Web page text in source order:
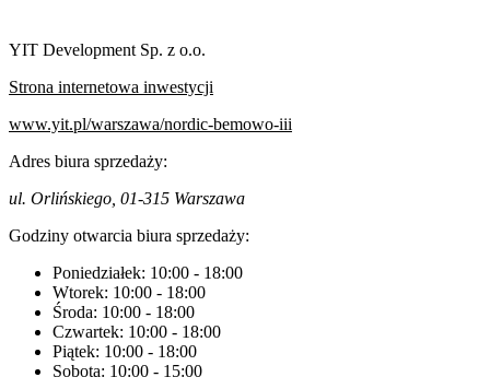
YIT Development Sp. z o.o.
Strona internetowa inwestycji
www.yit.pl/warszawa/nordic-bemowo-iii
Adres biura sprzedaży:
ul. Orlińskiego, 01-315 Warszawa
Godziny otwarcia biura sprzedaży:
Poniedziałek: 10:00 - 18:00
Wtorek: 10:00 - 18:00
Środa: 10:00 - 18:00
Czwartek: 10:00 - 18:00
Piątek: 10:00 - 18:00
Sobota: 10:00 - 15:00